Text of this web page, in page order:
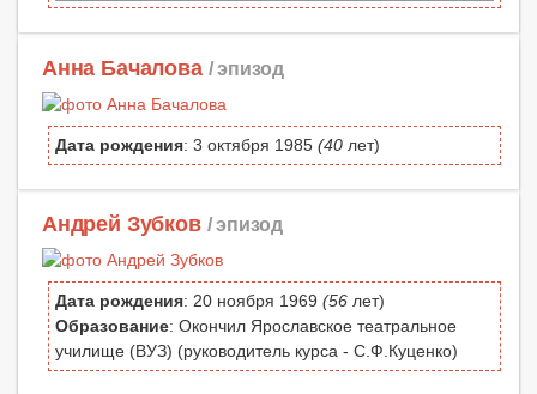
Анна Бачалова / эпизод
Дата рождения: 3 октября 1985 (40 лет)
Андрей Зубков / эпизод
Дата рождения: 20 ноября 1969 (56 лет)
Образование: Окончил Ярославское театральное
училище (ВУЗ) (руководитель курса - С.Ф.Куценко)